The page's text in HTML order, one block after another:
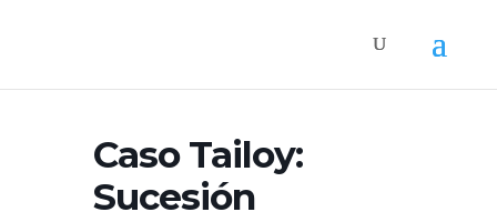
Caso Tailoy:
Sucesión